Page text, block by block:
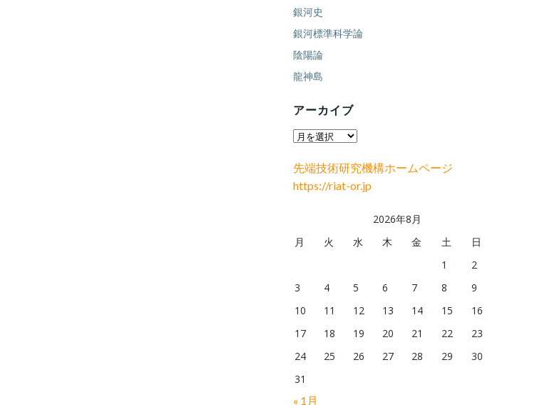
銀河史
銀河標準科学論
陰陽論
龍神島
アーカイブ
ア
カ
イ
先端技術研究機構ホームページ
https://riat-or.jp
2026年8月
月
火 水 木 金 土
日
1
2
3
4 5 6 7 8
9
10
11 12 13 14 15
16
17
18 19 20 21 22
23
24
25 26 27 28 29
30
31
« 1月